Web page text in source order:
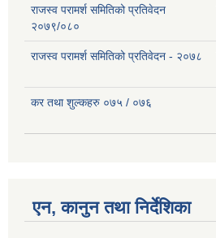
राजस्व परामर्श समितिको प्रतिवेदन
२०७९/०८०
राजस्व परामर्श समितिको प्रतिवेदन - २०७८
कर तथा शुल्कहरु ०७५ / ०७६
एन, कानुन तथा निर्देशिका